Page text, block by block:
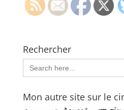
Rechercher
Search
for:
Mon autre site sur le